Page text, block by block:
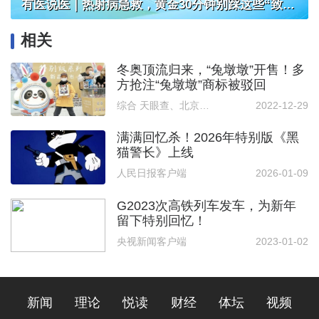
有医说医｜热射病急救，黄金30分钟别踩这些“致命坑”
相关
冬奥顶流归来，“兔墩墩”开售！多
方抢注“兔墩墩”商标被驳回
2022-12-29
满满回忆杀！2026年特别版《黑
猫警长》上线
人民日报客户端 2026-01-09
G2023次高铁列车发车，为新年
留下特别回忆！
央视新闻客户端 2023-01-02
新闻 理论 悦读 财经 体坛 视频